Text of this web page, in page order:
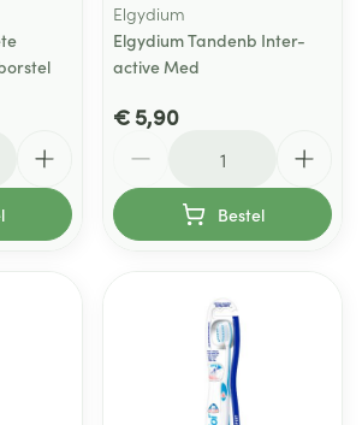
Elgydium
Elgydium Tandenb Inter-
active Med
€ 5,90
Bestel